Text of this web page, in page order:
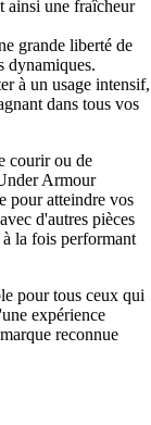
ainsi une fraîcheur
grande liberté de
dynamiques.
à un usage intensif,
dans tous vos
courir ou de
Armour
pour atteindre vos
d'autres pièces
la fois performant
pour tous ceux qui
expérience
reconnue